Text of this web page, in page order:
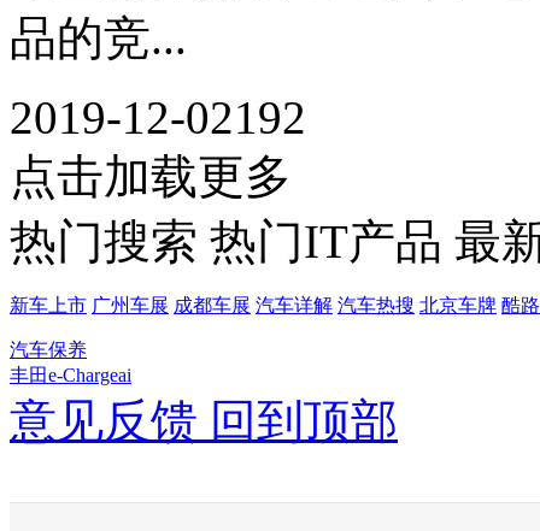
品的竞...
2019-12-02192
点击加载更多
热门搜索 热门IT产品 最
新车上市 广州车展 成都车展 汽车详解 汽车热搜 北京车牌 酷
汽车保养
丰田e-Chargeai
意见反馈 回到顶部